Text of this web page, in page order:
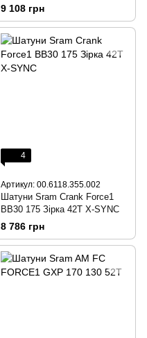
9 108 грн
4
Артикул: 00.6118.355.002
Шатуни Sram Crank Force1
BB30 175 Зірка 42T X-SYNC
8 786 грн